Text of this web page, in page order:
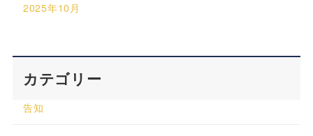
2025年10月
カテゴリー
告知